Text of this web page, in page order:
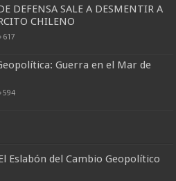
DEFENSA SALE A DESMENTIR A
CHILENO
617
Guerra en el Mar de
594
Eslabón del Cambio Geopolítico